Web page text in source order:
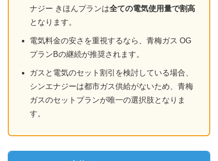
ナジー きほんプランは全ての電気使用量で割高
となります。
電気料金の安さを重視するなら、青梅ガス OG
プランBの継続が推奨されます。
ガスと電気のセット割引を検討している場合、
シンエナジーは都市ガス供給がないため、青梅
ガスのセットプランが唯一の選択肢となりま
す。